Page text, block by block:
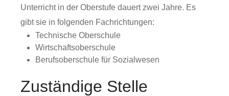
Unterricht in der Oberstufe dauert zwei Jahre. Es
gibt sie in folgenden Fachrichtungen:
Technische Oberschule
Wirtschaftsoberschule
Berufsoberschule für Sozialwesen
Zuständige Stelle